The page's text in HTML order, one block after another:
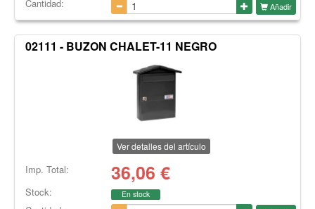
Cantidad: Añadir
02111 - BUZON CHALET-11 NEGRO
Ver detalles del artículo
Imp. Total: 36,06 €
Stock: En stock